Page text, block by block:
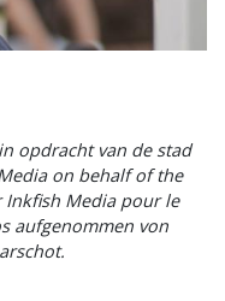
opdracht van de stad
on behalf of the
Inkfish Media pour le
aufgenommen von